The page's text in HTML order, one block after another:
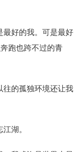
最好的我。可是最好
跑也跨不过的青
的孤独环境还让我
湖。